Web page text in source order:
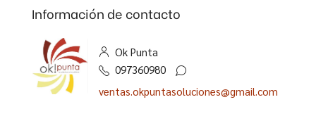
Información de contacto
Ok Punta
097360980
ventas.okpuntasoluciones@gmail.com